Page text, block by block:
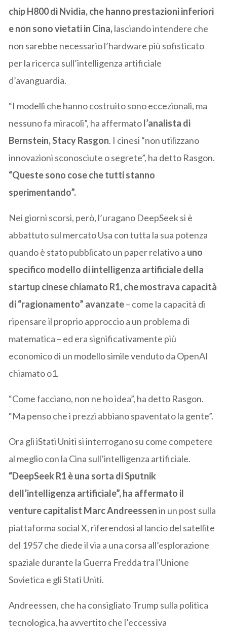
chip H800 di Nvidia, che hanno prestazioni inferiori
e non sono vietati in Cina,lasciando intendere che
non sarebbe necessario l’hardware più sofisticato
per la ricerca sull’intelligenza artificiale
d’avanguardia.
“I modelli che hanno costruito sono eccezionali, ma
nessuno fa miracoli”, ha affermatol’analista di
Bernstein, Stacy Rasgon. I cinesi “non utilizzano
innovazioni sconosciute o segrete”, ha detto Rasgon.
“Queste sono cose che tutti stanno
sperimentando”.
Nei giorni scorsi, però, l’uragano DeepSeek si è
abbattuto sul mercato Usa con tutta la sua potenza
quando è stato pubblicato un paper relativo a uno
specifico modello di intelligenza artificiale della
startup cinese chiamato R1, che mostrava capacità
di “ragionamento” avanzate– come la capacità di
ripensare il proprio approccio a un problema di
matematica – ed era significativamente più
economico di un modello simile venduto da OpenAI
chiamato o1.
“Come facciano, non ne ho idea”, ha detto Rasgon.
“Ma penso che i prezzi abbiano spaventato la gente”.
Ora gli iStati Uniti si interrogano su come competere
al meglio con la Cina sull’intelligenza artificiale.
“DeepSeek R1 è una sorta di Sputnik
dell’intelligenza artificiale”, ha affermato il
venture capitalist Marc Andreessenin un post sulla
piattaforma social X, riferendosi al lancio del satellite
del 1957 che diede il via a una corsa all’esplorazione
spaziale durante la Guerra Fredda tra l’Unione
Sovietica e gli Stati Uniti.
Andreessen, che ha consigliato Trump sulla politica
tecnologica, ha avvertito che l’eccessiva